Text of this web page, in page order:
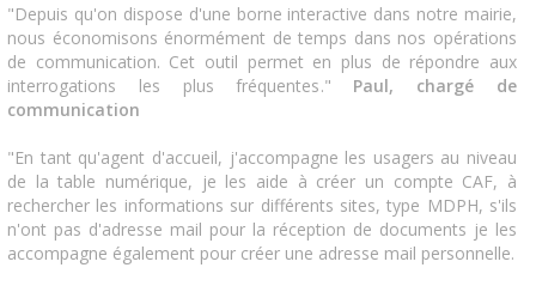
"Depuis qu'on dispose d'une borne interactive dans notre mairie,
nous économisons énormément de temps dans nos opérations
de communication. Cet outil permet en plus de répondre aux
interrogations les plus fréquentes." Paul, chargé de
communication
"En tant qu'agent d'accueil, j'accompagne les usagers au niveau
de la table numérique, je les aide à créer un compte CAF, à
rechercher les informations sur différents sites, type MDPH, s'ils
n'ont pas d'adresse mail pour la réception de documents je les
accompagne également pour créer une adresse mail personnelle.